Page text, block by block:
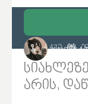
4 473
არის,